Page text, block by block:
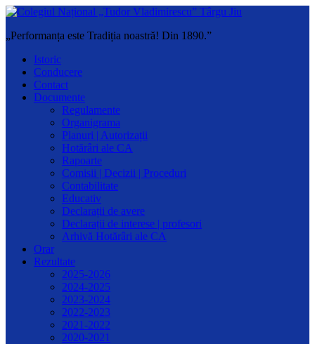
„Performanța este Tradiția noastră! Din 1890.”
Istoric
Conducere
Contact
Documente
Regulamente
Organigrama
Planuri | Autorizații
Hotărâri ale CA
Rapoarte
Comisii | Decizii | Proceduri
Contabilitate
Educativ
Declarații de avere
Declarații de interese | profesori
Arhivă Hotărâri ale CA
Orar
Rezultate
2025-2026
2024-2025
2023-2024
2022-2023
2021-2022
2020-2021